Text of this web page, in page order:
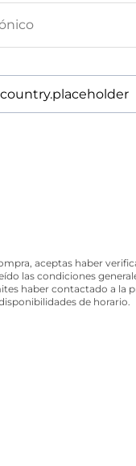
aceptas haber
las condiciones
haber contactado a la
de horario.